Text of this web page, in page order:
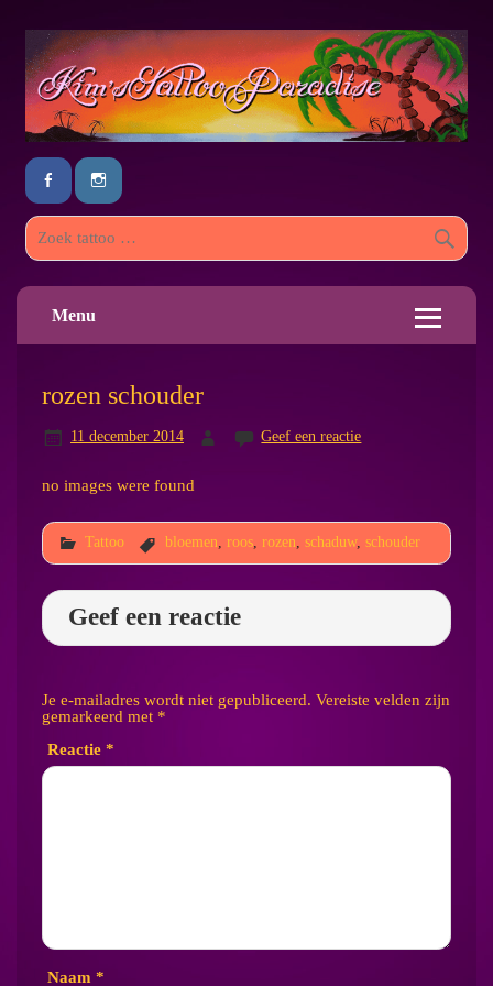
Menu
rozen schouder
11 december 2014 Geef een reactie
no images were found
Tattoo bloemen roos, rozen schaduw, schouder
Geef een reactie
Je e-mailadres wordt niet gepubliceerd. Vereiste velden zijn
gemarkeerd met *
Reactie *
Naam *